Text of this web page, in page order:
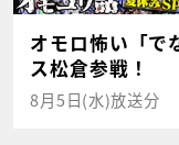
オモロ怖い「で
ス松倉参戦！
8月5日(水)放送分